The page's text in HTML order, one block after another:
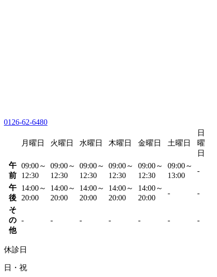
0126-62-6480
月曜日 火曜日 水曜日 木曜日 金曜日 土曜日
日
曜
日
午
前
09:00～
12:30
09:00～
12:30
09:00～
12:30
09:00～
12:30
09:00～
12:30
09:00～
13:00
-
午
後
14:00～
20:00
14:00～
20:00
14:00～
20:00
14:00～
20:00
14:00～
20:00
- -
そ
の
他
- - - - - - -
休診日
日・祝